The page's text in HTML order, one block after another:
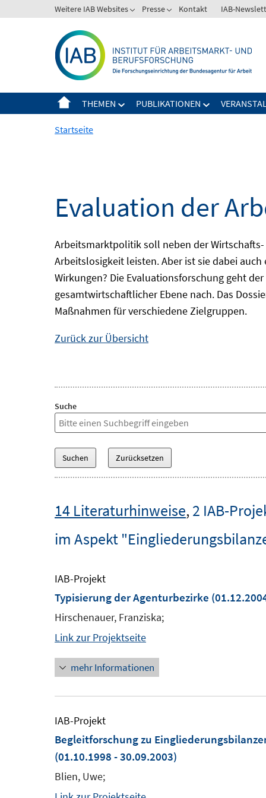
zum
Weitere IAB Websites Presse Kontakt IAB-
THEMEN PUBLIKATIONEN
Startseite
Evaluation der
Arbeitsmarktpolitik soll neben der
Arbeitslosigkeit leisten. Aber ist sie dabei
Wirkungen? Die Evaluationsforschung geht
gesamtwirtschaftlicher Ebene nach. Das
Maßnahmen für verschiedene Zielgruppen.
Zurück zur Übersicht
Suche
14 Literaturhinweise,2 IAB-
im Aspekt
IAB-Projekt
Typisierung der Agenturbezirke
Hirschenauer, Franziska;
Link zur Projektseite
mehr Informationen
IAB-Projekt
Begleitforschung zu
(01.10.1998 - 30.09.2003)
Blien, Uwe;